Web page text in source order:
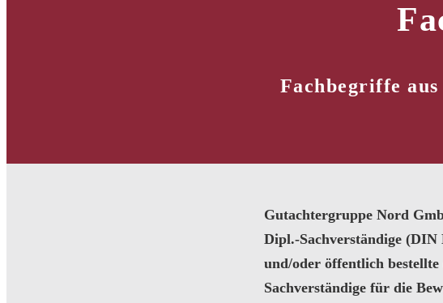
Fachbegriffe
Gutachtergruppe Nord
Dipl.-Sachverständige
und/oder öffentlich
Sachverständige für die